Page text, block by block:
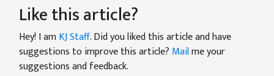
Like this article?
Hey! I amKJ Staff. Did you liked this article and have
suggestions to improve this article? Mailme your
suggestions and feedback.